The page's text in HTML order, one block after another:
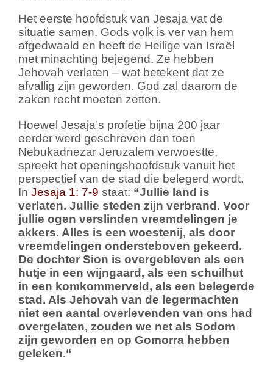
Het eerste hoofdstuk van Jesaja vat de
situatie samen. Gods volk is ver van hem
afgedwaald en heeft de Heilige van Israël
met minachting bejegend. Ze hebben
Jehovah verlaten – wat betekent dat ze
afvallig zijn geworden. God zal daarom de
zaken recht moeten zetten.
Hoewel Jesaja’s profetie bijna 200 jaar
eerder werd geschreven dan toen
Nebukadnezar Jeruzalem verwoestte,
spreekt het openingshoofdstuk vanuit het
perspectief van de stad die belegerd wordt.
In Jesaja 1: 7-9 staat: “Jullie land is
verlaten. Jullie steden zijn verbrand. Voor
jullie ogen verslinden vreemdelingen je
akkers. Alles is een woestenij, als door
vreemdelingen ondersteboven gekeerd.
De dochter Sion is overgebleven als een
hutje in een wijngaard, als een schuilhut
in een komkommerveld, als een belegerde
stad. Als Jehovah van de legermachten
niet een aantal overlevenden van ons had
overgelaten, zouden we net als Sodom
zijn geworden en op Gomorra hebben
geleken.“